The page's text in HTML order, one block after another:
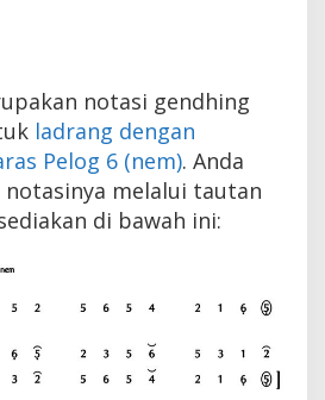
notasi gendhing
ladrang dengan
Pelog 6 (nem). Anda
melalui tautan
di bawah ini: